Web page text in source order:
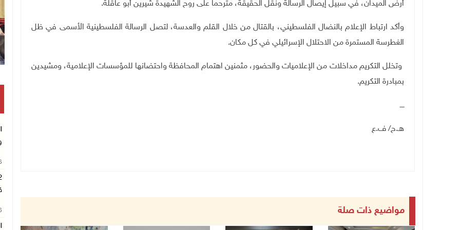
أرض الميدان، في سبيل إيصال الرسالة ونقل الحقيقة، مترحما على روح الشهيدة شيرين أبو عاقلة.
وأكد ارتباط الإعلام بالنضال الفلسطيني، بالقتال من خلال القلم والعدسة، لتصل الرسالة الفلسطينية الأسمى في ظل
الغطرسة المستمرة من الاحتلال الإسرائيلي في كل مكان.
وتخلل التكريم مداخلات من الإعلاميات والحضور، مثمنين اهتمام المحافظة واحتضانها للمؤسسات الإعلامية، ومشيدين
بمبادرة التكريم.
ــــ
هـ.ح/ ف.ع
مواضيع ذات صلة